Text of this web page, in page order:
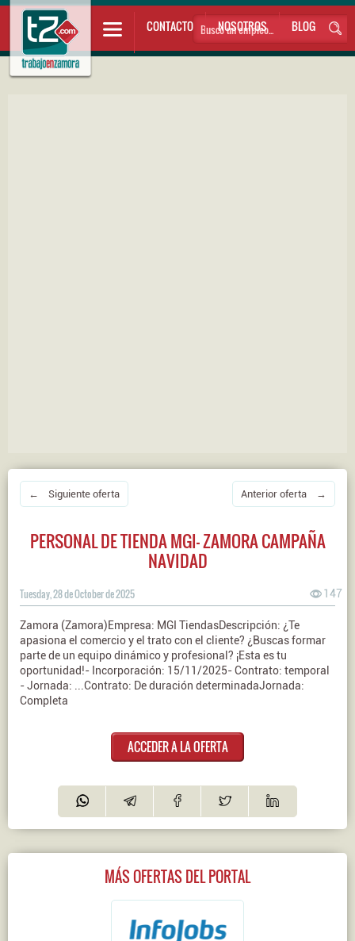
CONTACTO NOSOTROS BLOG
← Siguiente oferta Anterior oferta →
PERSONAL DE TIENDA MGI- ZAMORA CAMPAÑA
NAVIDAD
Tuesday, 28 de October de 2025 147
Zamora (Zamora)Empresa: MGI TiendasDescripción: ¿Te
apasiona el comercio y el trato con el cliente? ¿Buscas formar
parte de un equipo dinámico y profesional? ¡Esta es tu
oportunidad!- Incorporación: 15/11/2025- Contrato: temporal
- Jornada: ...Contrato: De duración determinadaJornada:
Completa
ACCEDER A LA OFERTA
MÁS OFERTAS DEL PORTAL